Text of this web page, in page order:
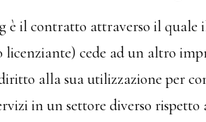
è il contratto attraverso il quale
licenziante) cede ad un altro
alla sua utilizzazione per
in un settore diverso